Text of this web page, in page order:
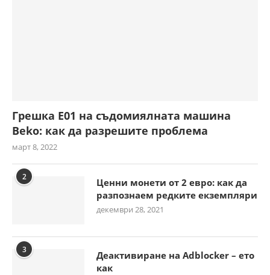
Грешка E01 на съдомиялната машина
Beko: как да разрешите проблема
март 8, 2022
2
Ценни монети от 2 евро: как да
разпознаем редките екземпляри
декември 28, 2021
3
Деактивиране на Adblocker – ето
как